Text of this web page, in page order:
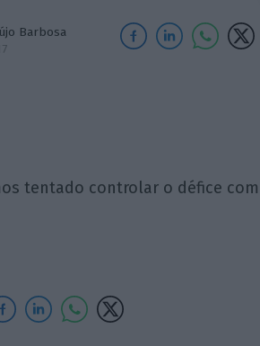
Barbosa
tentado controlar o défice